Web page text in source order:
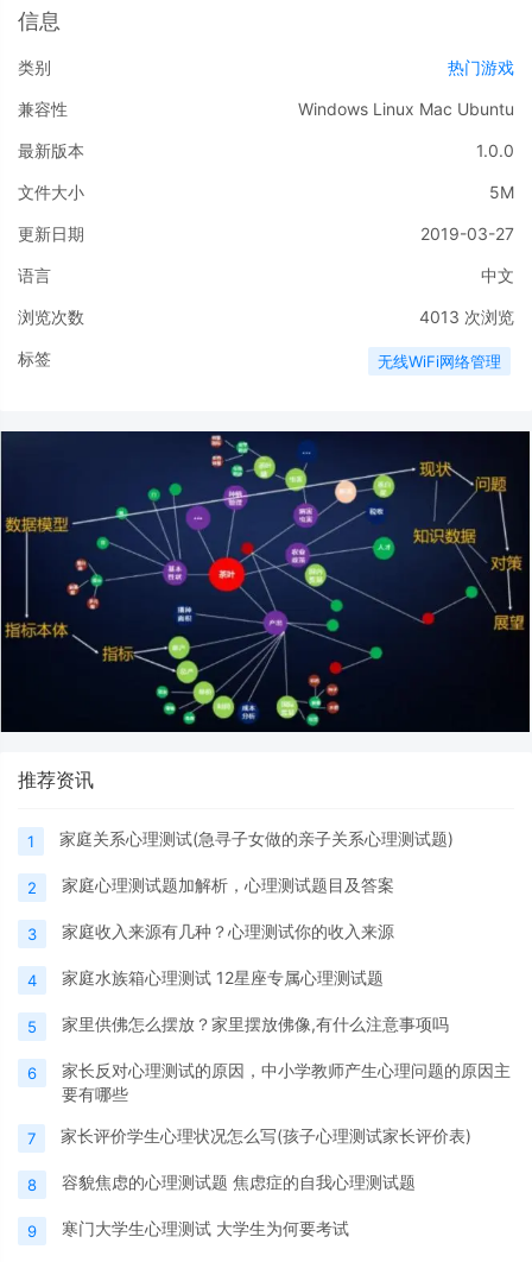
信息
类别 热门游戏
兼容性 Windows Linux Mac Ubuntu
最新版本 1.0.0
文件大小 5M
更新日期 2019-03-27
语言 中文
浏览次数 4013 次浏览
标签 无线WiFi网络管理
推荐资讯
1 家庭关系心理测试(急寻子女做的亲子关系心理测试题)
2 家庭心理测试题加解析，心理测试题目及答案
3 家庭收入来源有几种？心理测试你的收入来源
4 家庭水族箱心理测试 12星座专属心理测试题
5 家里供佛怎么摆放？家里摆放佛像,有什么注意事项吗
6
家长反对心理测试的原因，中小学教师产生心理问题的原因主
要有哪些
7 家长评价学生心理状况怎么写(孩子心理测试家长评价表)
8 容貌焦虑的心理测试题 焦虑症的自我心理测试题
9 寒门大学生心理测试 大学生为何要考试